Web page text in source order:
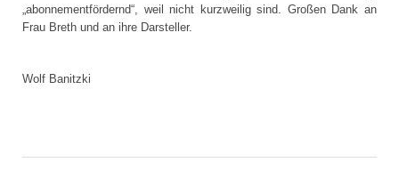
„abonnementfördernd“, weil nicht kurzweilig sind. Großen Dank an
Frau Breth und an ihre Darsteller.
Wolf Banitzki